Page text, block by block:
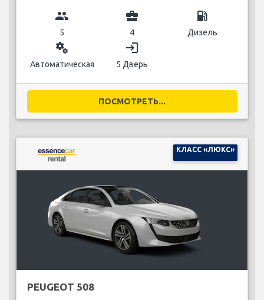
group
5
business_center
4
local_gas_station
Дизель
miscellaneous_services
Автоматическая
login
5 Дверь
ПОСМОТРЕТЬ...
КЛАСС «ЛЮКС»
PEUGEOT 508